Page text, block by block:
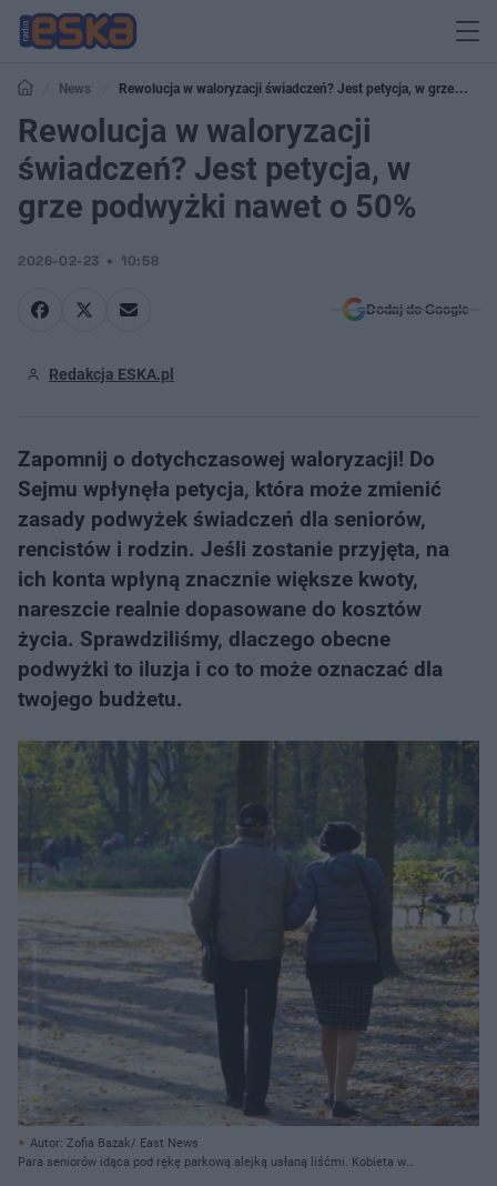
News
Rewolucja w waloryzacji świadczeń? Jest petycja, w grze
podwyżki nawet o 50%
Rewolucja w waloryzacji
świadczeń? Jest petycja, w
grze podwyżki nawet o 50%
2026-02-23 10:58
Dodaj do Google
Redakcja ESKA.pl
Zapomnij o dotychczasowej waloryzacji! Do
Sejmu wpłynęła petycja, która może zmienić
zasady podwyżek świadczeń dla seniorów,
rencistów i rodzin. Jeśli zostanie przyjęta, na
ich konta wpłyną znacznie większe kwoty,
nareszcie realnie dopasowane do kosztów
życia. Sprawdziliśmy, dlaczego obecne
podwyżki to iluzja i co to może oznaczać dla
twojego budżetu.
Autor: Zofia Bazak/ East News
Para seniorów idąca pod rękę parkową alejką usłaną liśćmi. Kobieta w